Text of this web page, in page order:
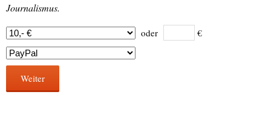
Journalismus.
oder €
Weiter